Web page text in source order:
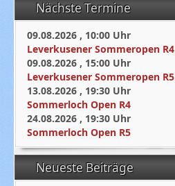
Nächste Termine
09.08.2026 , 10:00 Uhr
Leverkusener Sommeropen R4
09.08.2026 , 15:00 Uhr
Leverkusener Sommeropen R5
13.08.2026 , 19:30 Uhr
Sommerloch Open R4
24.08.2026 , 19:30 Uhr
Sommerloch Open R5
Neueste Beiträge